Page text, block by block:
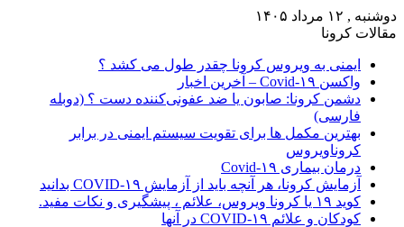
دوشنبه , ۱۲ مرداد ۱۴۰۵
مقالات کرونا
ایمنی به ویروس کرونا چقدر طول می کشد ؟
واکسن Covid-۱۹ – آخرین اخبار
دشمن کرونا: صابون یا ضد عفونی‌کننده دست ؟ (دوبله
فارسی)
بهترین مکمل ها برای تقویت سیستم ایمنی در برابر
کروناویروس
درمان بیماری Covid-۱۹
آزمایش کرونا، هر آنچه باید از آزمایش COVID-۱۹ بدانید
کوید ۱۹ یا کرونا ویروس، علائم ، پیشگیری و نکات مفید.
کودکان و علائم COVID-۱۹ در آنها